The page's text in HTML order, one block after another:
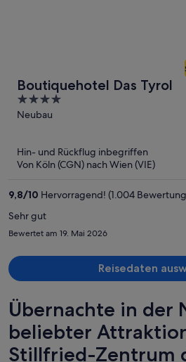
Boutiquehotel Das Tyrol
4
out
Neubau
Hin- und Rückflug inbegriffen
Von Köln (CGN) nach Wien (VIE)
9,8/10 Hervorragend! (1.004
Sehr gut
Bewertet am 19. Mai 2026
Reisedaten
Übernachte in der
beliebter
Stillfried-Zentrum